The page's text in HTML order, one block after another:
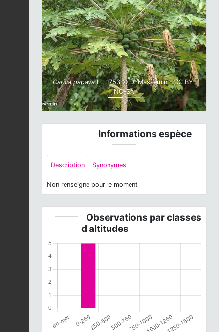
Carica papayaL., 1753 © D. Massemin - CC BY-
NC-SA
Previous Next
Informations espèce
Description Synonymes
Non renseigné pour le moment
Observations par classes
d'altitudes